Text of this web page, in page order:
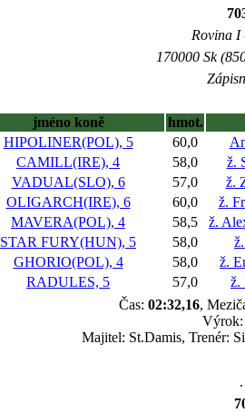
Rovina I
170000 Sk
jméno koně
hmot.
HIPOLINER(POL), 5 60,0
CAMILL(IRE), 4 58,0
ž.
VADUAL(SLO), 6 57,0
ž.
OLIGARCH(IRE), 6 60,0
ž.
MAVERA(POL), 4 58,5
ž.
STAR FURY(HUN), 5 58,0
GHORIO(POL), 4 58,0
ž.
RADULES, 5 57,0
ž.
Čas: 02:32,16,
Výrok:
Majitel: St.Damis, Trenér: